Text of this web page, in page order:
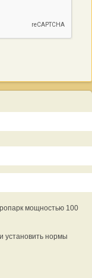
мощностью 100
установить нормы